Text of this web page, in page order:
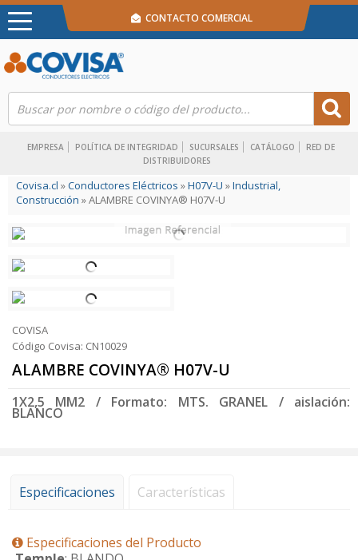
EMPRESA POLÍTICA DE INTEGRIDAD SUCURSALES CATÁLOGO
RED DE
DISTRIBUIDORES
CONTACTO COMERCIAL
Covisa.cl »Conductores Eléctricos »H07V-U »Industrial,
Construcción » ALAMBRE COVINYA® H07V-U
COVISA
Código Covisa: CN10029
ALAMBRE COVINYA® H07V-U
1X2,5 MM2 / Formato: MTS. GRANEL / aislación:
BLANCO
Especificaciones Características
Especificaciones del Producto